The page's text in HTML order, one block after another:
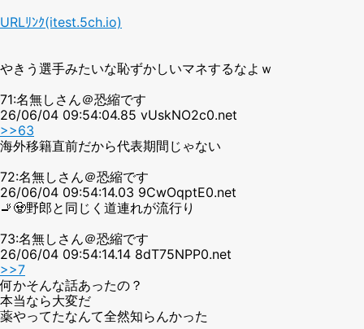
URLﾘﾝｸ(itest.5ch.io)
やきう選手みたいな恥ずかしいマネするなよｗ
71:名無しさん＠恐縮です
26/06/04 09:54:04.85 vUskNO2c0.net
>>63
海外移籍直前だから代表期間じゃない
72:名無しさん＠恐縮です
26/06/04 09:54:14.03 9CwOqptE0.net
🚬🧟野郎と同じく道連れが流行り
73:名無しさん＠恐縮です
26/06/04 09:54:14.14 8dT75NPP0.net
>>7
何かそんな話あったの？
本当なら大変だ
薬やってたなんて全然知らんかった